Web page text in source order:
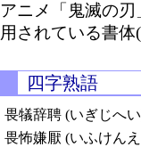
アニメ「鬼滅の
用されている書体
四字熟語
畏犠辞聘 (いぎじへ
畏怖嫌厭 (いふけん